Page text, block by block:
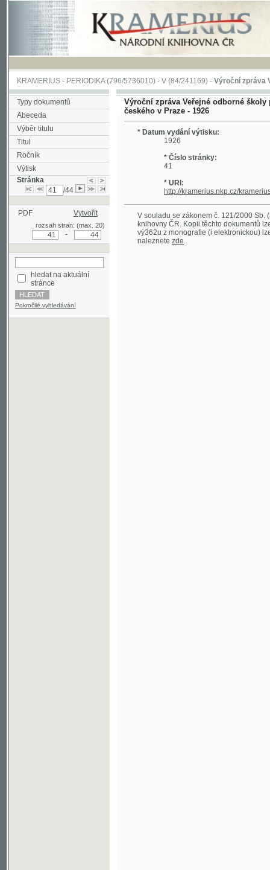
KRAMERIUS-PERIODIKA(796/5736010) -V(84/241169) -Výroční zpráva Veřejné
Typy dokumentů
Abeceda
Výběr titulu
Titul
Ročník
Výtisk
Stránka
PDF Vytvořit
rozsah stran: (max. 20)
stránce
Pokročilé vyhledávání
Výroční zpráva Veřejné odborné školy pro
českého v Praze - 1926
* Datum vydání výtisku:
* Číslo stránky:
* URI:
V souladu se zákonem č. 121/2000 Sb.
knihovny ČR. Kopii těchto dokumentů lze získat
vý362u z monografie (i elektronickou) lze
naleznetezde.